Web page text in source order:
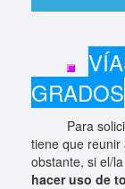
GRADOS
Para
tiene que reunir
obstante, si el/
hacer uso de